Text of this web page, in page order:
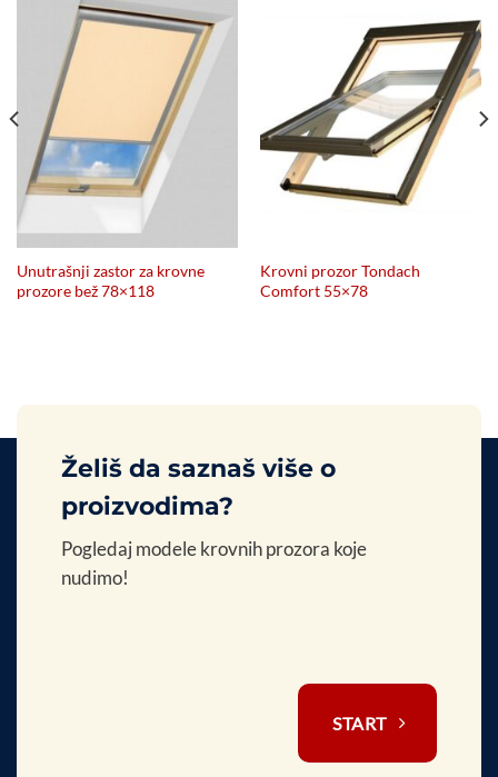
Unutrašnji zastor za krovne
prozore bež 78×118
Krovni prozor Tondach
Comfort 55×78
Želiš da saznaš više o
proizvodima?
Pogledaj modele krovnih prozora koje
nudimo!
START